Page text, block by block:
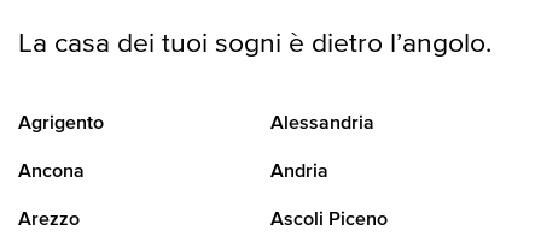
La casa dei tuoi sogni è dietro l’angolo.
Agrigento Alessandria
Ancona Andria
Arezzo Ascoli Piceno